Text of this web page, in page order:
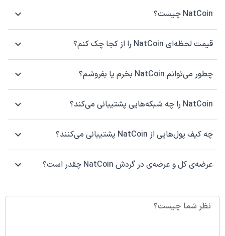
NatCoin چیست؟
قیمت لحظه‌ای NatCoin را از کجا چک کنم؟
چطور می‌توانم NatCoin بخرم یا بفروشم؟
NatCoin را چه شبکه‌هایی پشتیبانی می‌کند؟
چه کیف پول‌هایی از NatCoin پشتیبانی می‌کنند؟
عرضه‌ی کل و عرضه‌ی در گردش NatCoin چقدر است؟
نظر شما چیست؟